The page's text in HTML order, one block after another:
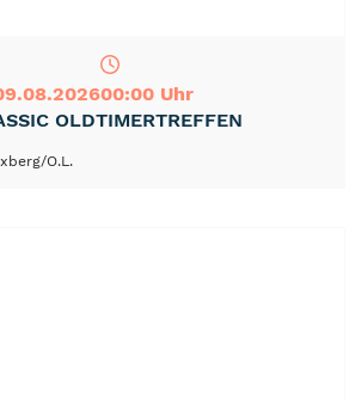
00:00 Uhr
OLDTIMERTREFFEN
O.L.